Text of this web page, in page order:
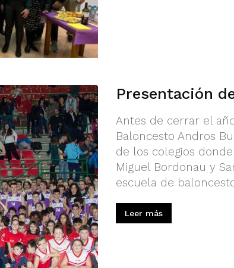
Presentación
Antes de cerrar el
Baloncesto Andros
de los colegios
Miguel Bordonau y
escuela de
Leer más